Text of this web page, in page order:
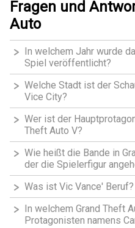
Fragen und
Auto
In welchem Jahr wurde
Spiel veröffentlicht?
Welche Stadt ist der
Vice City?
Wer ist der
Theft Auto V?
Wie heißt die Bande in
der die Spielerfigur
Was ist Vic Vance' Beruf?
In welchem Grand Theft
Protagonisten namens